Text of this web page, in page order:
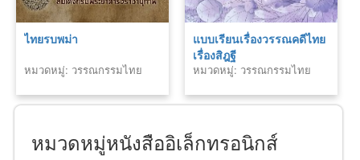
ไทยรบพม่า
หมวดหมู่: วรรณกรรมไทย
แบบเรียนเรื่องวรรณคดีไทย
เรื่องสิฎฐี
หมวดหมู่: วรรณกรรมไทย
หมวดหมู่หนังสืออิเล็กทรอนิกส์